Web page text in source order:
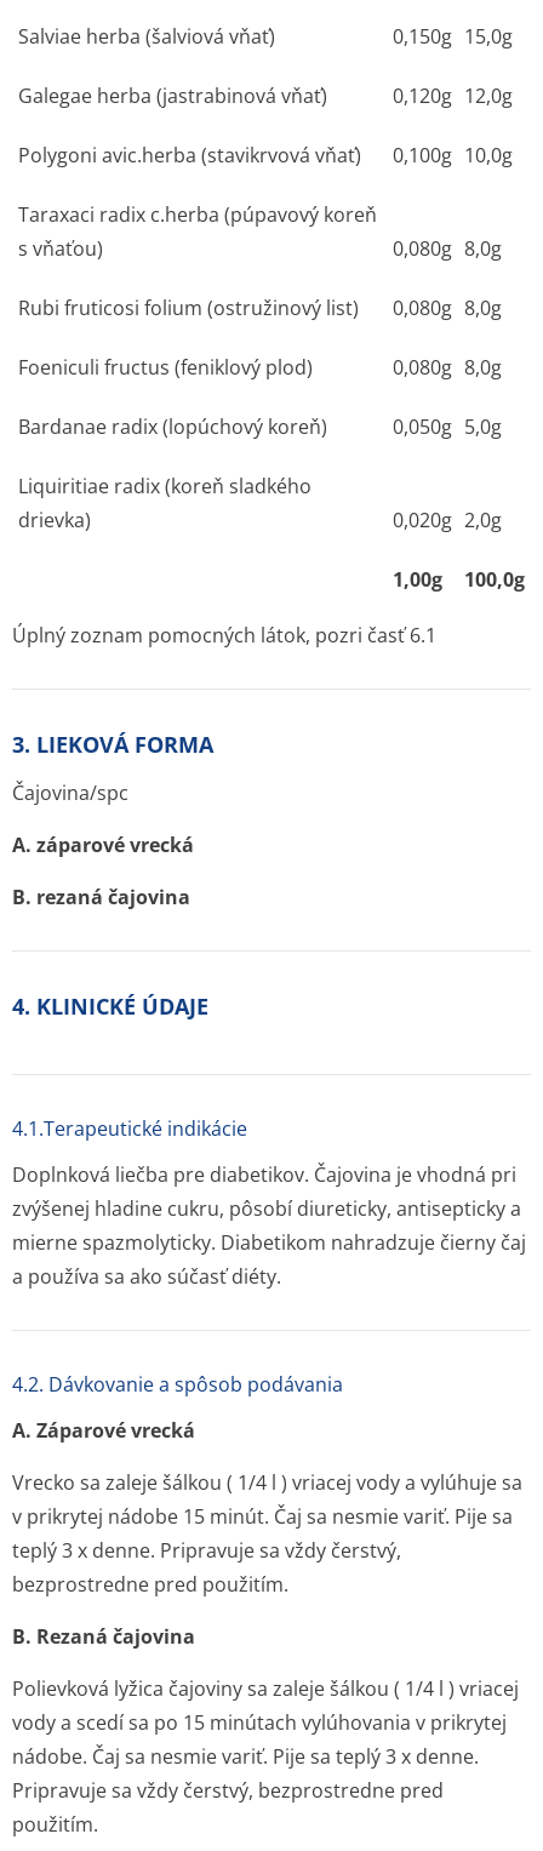
Salviae herba (šalviová vňať) 0,150g 15,0g
Galegae herba (jastrabinová vňať) 0,120g 12,0g
Polygoni avic.herba (stavikrvová vňať) 0,100g 10,0g
Taraxaci radix c.herba (púpavový koreň
s vňaťou)
0,080g 8,0g
Rubi fruticosi folium (ostružinový list) 0,080g 8,0g
Foeniculi fructus (feniklový plod) 0,080g 8,0g
Bardanae radix (lopúchový koreň) 0,050g 5,0g
Liquiritiae radix (koreň sladkého
drievka)
0,020g 2,0g
1,00g 100,0g
Úplný zoznam pomocných látok, pozri časť 6.1
3. LIEKOVÁ FORMA
Čajovina/spc
A. záparové vrecká
B. rezaná čajovina
4. KLINICKÉ ÚDAJE
4.1.Terapeutické indikácie
Doplnková liečba pre diabetikov. Čajovina je vhodná pri
zvýšenej hladine cukru, pôsobí diureticky, antisepticky a
mierne spazmolyticky. Diabetikom nahradzuje čierny čaj
a používa sa ako súčasť diéty.
4.2. Dávkovanie a spôsob podávania
A. Záparové vrecká
Vrecko sa zaleje šálkou ( 1/4 l ) vriacej vody a vylúhuje sa
v prikrytej nádobe 15 minút. Čaj sa nesmie variť. Pije sa
teplý 3 x denne. Pripravuje sa vždy čerstvý,
bezprostredne pred použitím.
B. Rezaná čajovina
Polievková lyžica čajoviny sa zaleje šálkou ( 1/4 l ) vriacej
vody a scedí sa po 15 minútach vylúhovania v prikrytej
nádobe. Čaj sa nesmie variť. Pije sa teplý 3 x denne.
Pripravuje sa vždy čerstvý, bezprostredne pred
použitím.